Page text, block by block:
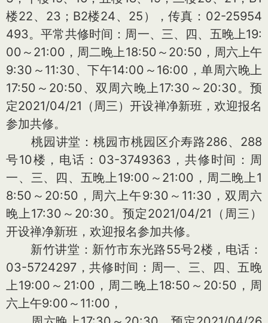
楼22、23；B2楼24、25），传真：02-25954
493。平常共修时间：周一、三、四、五晚上19:
00～21:00，周二晚上18:50～20:50，周六上午
9:30～11:30、下午14:00～16:00，单周六晚上
17:50～20:50、双周六晚上17:30～20:30。预
定2021/04/21（周三）开设禅净新班，欢迎报名
参加共修。
桃园讲堂：桃园市桃园区介寿路286、288
号10楼，电话：03-3749363，共修时间：周
一、三、四、五晚上19:00～21:00，周二晚上1
8:50～20:50，周六上午9:30～11:30，双周六
晚上17:30～20:30。预定2021/04/21（周三）
开设禅净新班，欢迎报名参加共修。
新竹讲堂：新竹市东光路55号2楼，电话：
03-5724297，共修时间：周一、三、四、五晚
上19:00～21:00，周二晚上18:50～20:50，周
六上午9:00～11:00，